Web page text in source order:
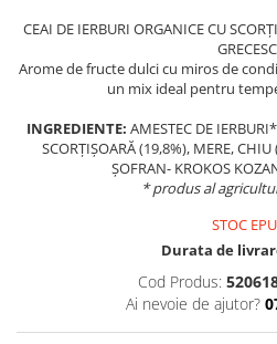
COSMETICE
REMEDII NATURISTE
TOATE PRODUSELE
CEAI DE IERBURI ORGANICE CU
GRECESC
Arome de fructe dulci cu miros de
un mix ideal pentru
INGREDIENTE: AMESTEC DE
SCORȚIȘOARĂ (19,8%), MERE,
ȘOFRAN- KROKOS
* produs al
STOC
Durata de
Cod Produs:
Ai nevoie de ajutor?